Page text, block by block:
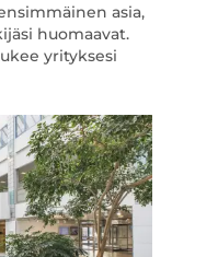
asia,
huomaavat.
yrityksesi